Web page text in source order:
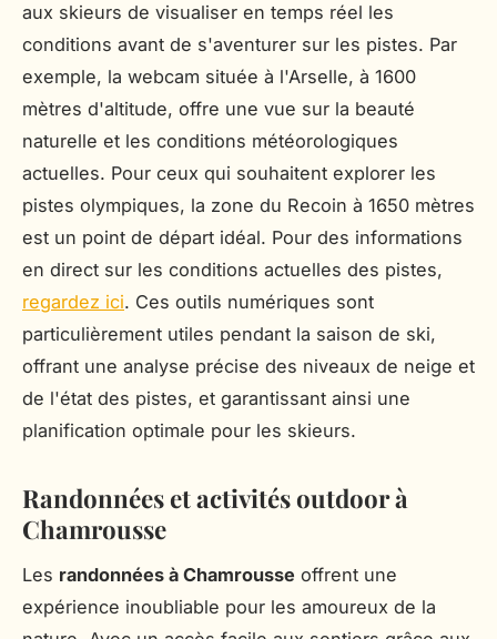
aux skieurs de visualiser en temps réel les
conditions avant de s'aventurer sur les pistes. Par
exemple, la webcam située à l'Arselle, à 1600
mètres d'altitude, offre une vue sur la beauté
naturelle et les conditions météorologiques
actuelles. Pour ceux qui souhaitent explorer les
pistes olympiques, la zone du Recoin à 1650 mètres
est un point de départ idéal. Pour des informations
en direct sur les conditions actuelles des pistes,
regardez ici. Ces outils numériques sont
particulièrement utiles pendant la saison de ski,
offrant une analyse précise des niveaux de neige et
de l'état des pistes, et garantissant ainsi une
planification optimale pour les skieurs.
Randonnées et activités outdoor à
Chamrousse
Les randonnées à Chamrousse offrent une
expérience inoubliable pour les amoureux de la